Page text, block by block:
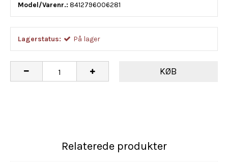
Model/Varenr.: 8412796006281
Lagerstatus: På lager
KØB
Relaterede produkter